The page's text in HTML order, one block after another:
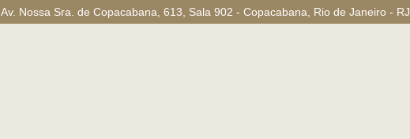
Av. Nossa Sra. de Copacabana, 613, Sala 902 - Copacabana, Rio de Janeiro - RJ